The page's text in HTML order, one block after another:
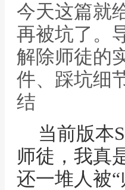
今天这篇就
再被坑了。
解除师徒的
件、踩坑细
结
当前版本
师徒，我真
还一堆人被